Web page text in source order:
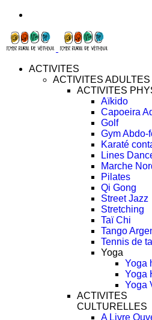
ACTIVITES
ACTIVITES ADULTES
ACTIVITES
Aïkido
Capoeira
Golf
Gym Abdo-
Karaté
Lines
Marche
Pilates
Qi Gong
Street Jazz
Stretching
Taï Chi
Tango
Tennis de
Yoga
Yoga
Yoga
Yoga
ACTIVITES
CULTURELLES
A Livre